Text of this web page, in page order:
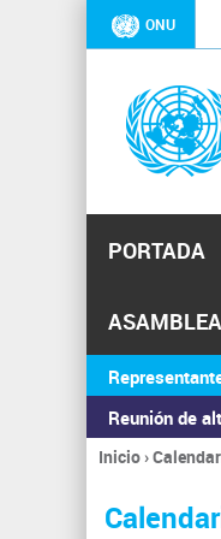
ONU
PORTADA
Reunión de
Se
encuentra
usted
Inicio›